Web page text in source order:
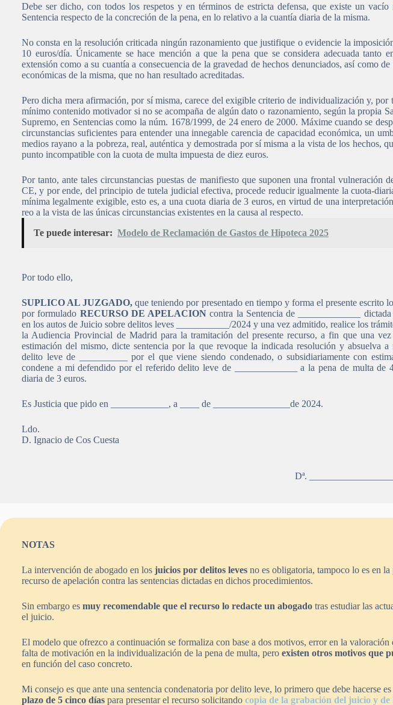
Debe ser dicho, con todos los respetos y en términos de estricta defensa, que existe un
Sentencia respecto de la concreción de la pena, en lo relativo a la cuantía diaria de la misma.
No consta en la resolución criticada ningún razonamiento que justifique o evidencie la
10 euros/día. Únicamente se hace mención a que la pena que se considera adecuada tanto
extensión como a su cuantía a consecuencia de la gravedad de hechos denunciados, así como de
económicas de la misma, que no han resultado acreditadas.
Pero dicha mera afirmación, por sí misma, carece del exigible criterio de individualización y, por
mínimo contenido motivador si no se acompaña de algún dato o razonamiento, según la propia
Supremo, en Sentencias como la núm. 1678/1999, de 24 enero de 2000. Máxime cuando se
circunstancias suficientes para entender una innegable carencia de capacidad económica, un
medios rayano a la pobreza, real, auténtica y demostrada por sí misma a la vista de los hechos,
punto incompatible con la cuota de multa impuesta de diez euros.
Por tanto, ante tales circunstancias puestas de manifiesto que suponen una frontal vulneración
CE, y por ende, del principio de tutela judicial efectiva, procede reducir igualmente la cuota-
mínima legalmente exigible, esto es, a una cuota diaria de 3 euros, en virtud de una
reo a la vista de las únicas circunstancias existentes en la causa al respecto.
Te puede interesar: Modelo de Reclamación de Gastos de Hipoteca 2025
Por todo ello,
SUPLICO AL JUZGADO, que teniendo por presentado en tiempo y forma el presente escrito
por formulado RECURSO DE APELACION contra la Sentencia de _____________
en los autos de Juicio sobre delitos leves ___________/2024 y una vez admitido, realice los
la Audiencia Provincial de Madrid para la tramitación del presente recurso, a fin que una vez
estimación del mismo, dicte sentencia por la que revoque la indicada resolución y absuelva
delito leve de __________ por el que viene siendo condenado, o subsidiariamente con
condene a mi defendido por el referido delito leve de _____________ a la pena de multa de
diaria de 3 euros.
Es Justicia que pido en ____________, a ____ de ________________de 2024.
Ldo.
D. Ignacio de Cos Cuesta
Dª.
NOTAS
La intervención de abogado en los juicios por delitos leves no es obligatoria, tampoco lo es en la
recurso de apelación contra las sentencias dictadas en dichos procedimientos.
Sin embargo es muy recomendable que el recurso lo redacte un abogado tras estudiar las
el juicio.
El modelo que ofrezco a continuación se formaliza con base a dos motivos, error en la valoración
falta de motivación en la individualización de la pena de multa, pero existen otros motivos que
en función del caso concreto.
Mi consejo es que ante una sentencia condenatoria por delito leve, lo primero que debe hacerse es
plazo de 5 cinco días para presentar el recurso solicitando copia de la grabación del juicio y de